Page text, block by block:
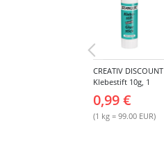
CREATIV DISCOUNT
Klebestift 10g, 1
0,99 €
(1 kg = 99.00 EUR)